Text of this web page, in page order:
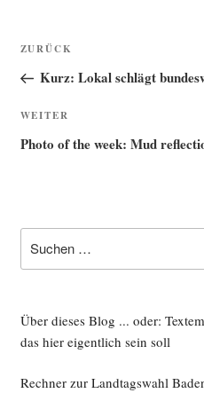
Beitragsnavigation
Vorheriger
Beitrag
ZURÜCK
Kurz: Lokal schlägt
Nächster
Beitrag
WEITER
Photo of the week: Mud
nach:
Über dieses Blog ... oder:
das hier eigentlich sein soll
Rechner zur Landtagswahl